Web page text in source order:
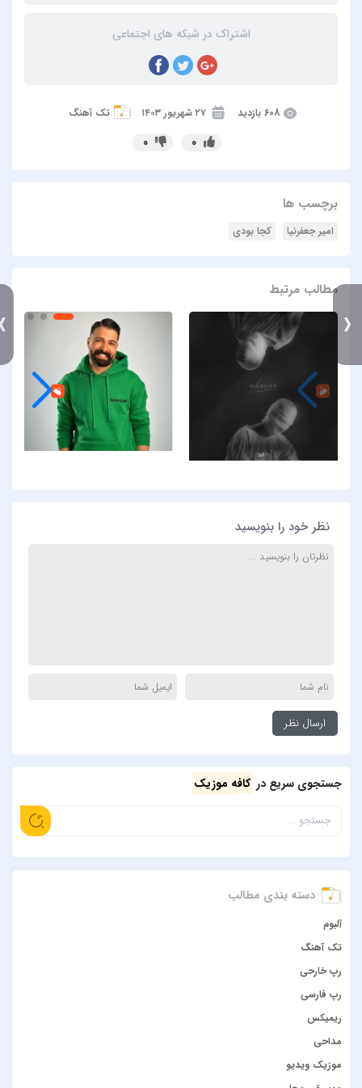
اشتراک در شبکه های اجتماعی
608 بازدید ۲۷ شهریور ۱۴۰۳ تک آهنگ
برچسب ها
امیر جعفرنیا کجا بودی
مطالب مرتبط
نظر خود را بنویسید
جستجوی سریع در کافه موزیک
دسته بندی مطالب
آلبوم
تک آهنگ
رپ خارحی
رپ فارسی
ریمیکس
مداحی
موزیک ویدیو